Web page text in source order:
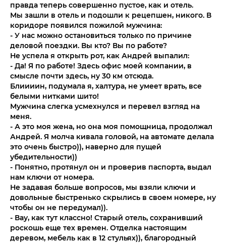
правда теперь совершенно пустое, как и отель.
Мы зашли в отель и подошли к рецепшен, никого. В
коридоре появился пожилой мужчина:
- У нас можно остановиться только по причине
деловой поездки. Вы кто? Вы по работе?
Не успела я открыть рот, как Андрей выпалил:
- Да! Я по работе! Здесь офис моей компании, в
смысле почти здесь, ну 30 км отсюда.
Блиииин, подумала я, халтура, не умеет врать, все
белыми нитками шито!
Мужчина слегка усмехнулся и перевел взгляд на
меня.
- А это моя жена, но она моя помощница, продолжал
Андрей. Я молча кивала головой, на автомате делала
это очень быстро)), наверно для пущей
убедительности))
- Понятно, протянул он и проверив паспорта, выдал
нам ключи от номера.
Не задавая больше вопросов, мы взяли ключи и
довольные быстренько скрылись в своем номере, ну
чтобы он не передумал)).
- Вау, как тут классно! Старый отель, сохранивший
роскошь еще тех времен. Отделка настоящим
деревом, мебель как в 12 стульях)), благородный